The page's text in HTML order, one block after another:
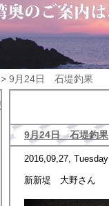
> 9月24日 石堤釣果
9月24日 石堤釣果
2016,09,27, Tuesday
新新堤 大野さん